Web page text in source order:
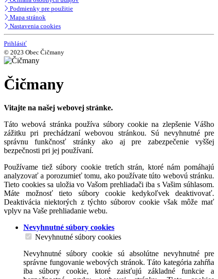
Podmienky pre použitie
Mapa stránok
Nastavenia cookies
Prihlásiť
© 2023 Obec Čičmany
Čičmany
Vitajte na našej webovej stránke.
Táto webová stránka používa súbory cookie na zlepšenie Vášho
zážitku pri prechádzaní webovou stránkou. Sú nevyhnutné pre
správnu funkčnosť stránky ako aj pre zabezpečenie vyššej
bezpečnosti pri jej používaní.
Používame tiež súbory cookie tretích strán, ktoré nám pomáhajú
analyzovať a porozumieť tomu, ako používate túto webovú stránku.
Tieto cookies sa uložia vo Vašom prehliadači iba s Vašim súhlasom.
Máte možnosť tieto súbory cookie kedykoľvek deaktivovať.
Deaktivácia niektorých z týchto súborov cookie však môže mať
vplyv na Vaše prehliadanie webu.
Nevyhnutné súbory cookies
Nevyhnutné súbory cookies
Nevyhnutné súbory cookie sú absolútne nevyhnutné pre
správne fungovanie webových stránok. Táto kategória zahŕňa
iba súbory cookie, ktoré zaisťujú základné funkcie a